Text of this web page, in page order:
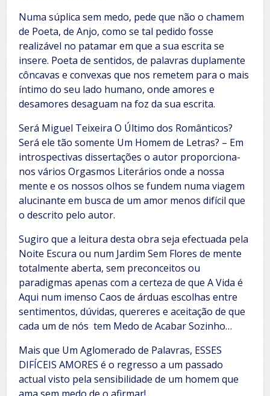
Numa súplica sem medo, pede que não o chamem
de Poeta, de Anjo, como se tal pedido fosse
realizável no patamar em que a sua escrita se
insere. Poeta de sentidos, de palavras duplamente
côncavas e convexas que nos remetem para o mais
íntimo do seu lado humano, onde amores e
desamores desaguam na foz da sua escrita.
Será Miguel Teixeira O Último dos Românticos?
Será ele tão somente Um Homem de Letras? – Em
introspectivas dissertações o autor proporciona-
nos vários Orgasmos Literários onde a nossa
mente e os nossos olhos se fundem numa viagem
alucinante em busca de um amor menos difícil que
o descrito pelo autor.
Sugiro que a leitura desta obra seja efectuada pela
Noite Escura ou num Jardim Sem Flores de mente
totalmente aberta, sem preconceitos ou
paradigmas apenas com a certeza de que A Vida é
Aqui num imenso Caos de árduas escolhas entre
sentimentos, dúvidas, quereres e aceitação de que
cada um de nós tem Medo de Acabar Sozinho…
Mais que Um Aglomerado de Palavras, ESSES
DIFÍCEIS AMORES é o regresso a um passado
actual visto pela sensibilidade de um homem que